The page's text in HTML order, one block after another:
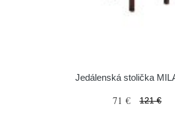
Jedálenská stolička
71 € 121 €